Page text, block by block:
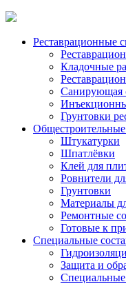
Реставрационные
Кладочные
Санирующая
Грунтовки
Штукатурки
Шпатлёвки
Клей для
Ровнители
Грунтовки
Материалы
Ремонтные
Готовые к
Специальные
Защита и